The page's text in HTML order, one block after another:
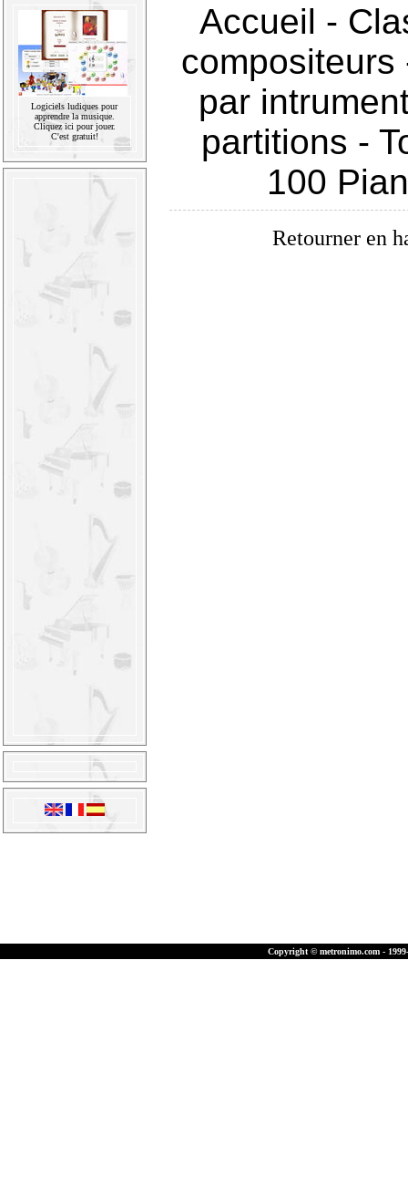
Logiciels ludiques pour
apprendre la musique.
Cliquez ici pour jouer.
C'est gratuit!
Accueil -
compositeurs
par
partitions -
100
Retourner en
Copyright © metronimo.com -